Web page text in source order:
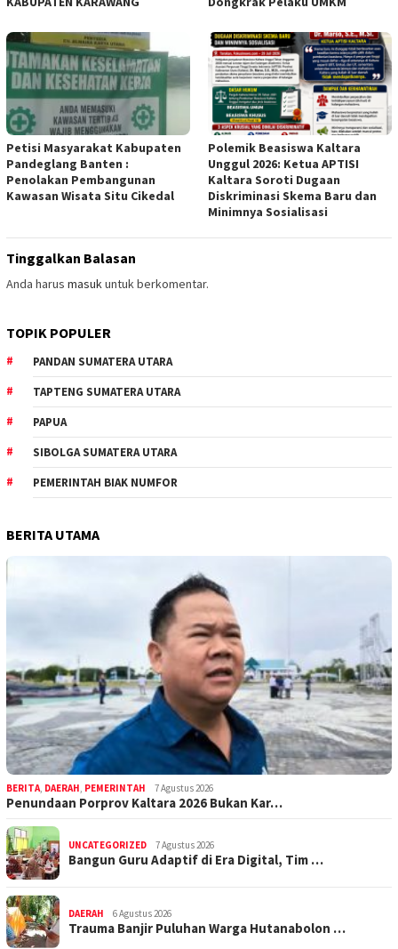
Petisi Masyarakat Kabupaten
Pandeglang Banten :
Penolakan Pembangunan
Kawasan Wisata Situ Cikedal
Polemik Beasiswa Kaltara
Unggul 2026: Ketua APTISI
Kaltara Soroti Dugaan
Diskriminasi Skema Baru dan
Minimnya Sosialisasi
Tinggalkan Balasan
Anda harus masukuntuk berkomentar.
TOPIK POPULER
PANDAN SUMATERA UTARA
TAPTENG SUMATERA UTARA
PAPUA
SIBOLGA SUMATERA UTARA
PEMERINTAH BIAK NUMFOR
BERITA UTAMA
BERITA, DAERAH, PEMERINTAH 7 Agustus 2026
Penundaan Porprov Kaltara 2026 Bukan Kar…
UNCATEGORIZED 7 Agustus 2026
Bangun Guru Adaptif di Era Digital, Tim …
DAERAH 6 Agustus 2026
Trauma Banjir Puluhan Warga Hutanabolon …